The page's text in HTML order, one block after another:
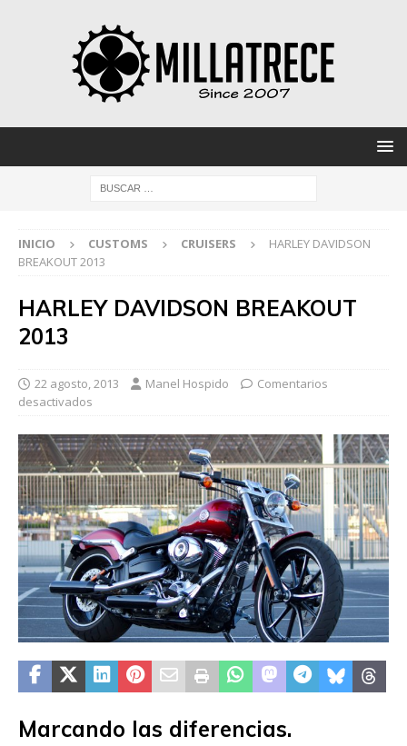
INICIO CUSTOMS CRUISERS
HARLEY DAVIDSON
BREAKOUT 2013
HARLEY DAVIDSON BREAKOUT
2013
22 agosto, 2013 Manel Hospido
Comentarios
desactivados
Marcando las diferencias.